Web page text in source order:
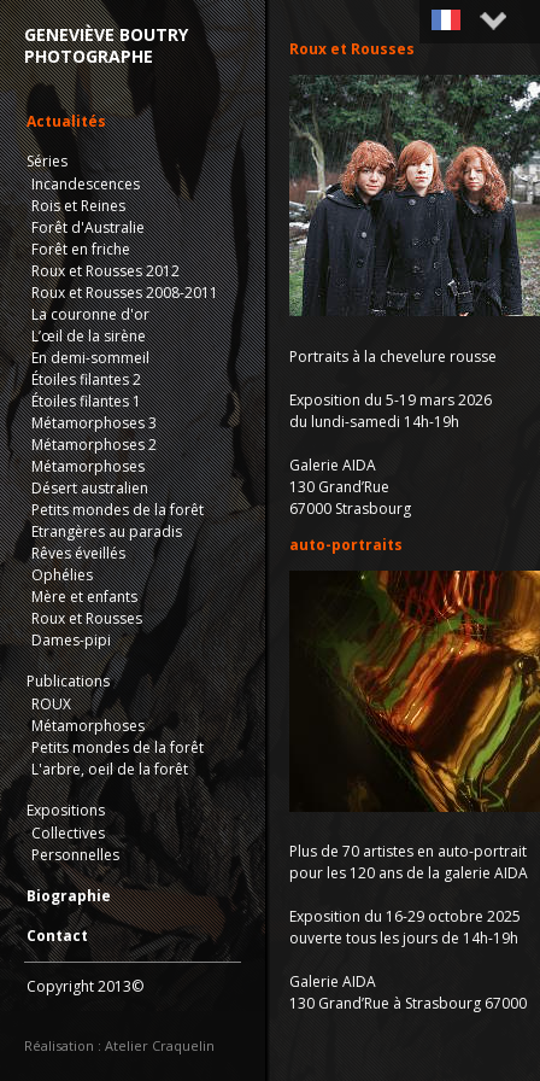
Roux et Rousses
Portraits à la chevelure rousse
Exposition du 5-19 mars 2026
du lundi-samedi 14h-19h
Galerie AIDA
130 Grand’Rue
67000 Strasbourg
auto-portraits
Plus de 70 artistes en auto-portrait
pour les 120 ans de la galerie AIDA
Exposition du 16-29 octobre 2025
ouverte tous les jours de 14h-19h
Galerie AIDA
130 Grand’Rue à Strasbourg 67000
GENEVIÈVE BOUTRY
PHOTOGRAPHE
Actualités
Séries
Incandescences
Rois et Reines
Forêt d'Australie
Forêt en friche
Roux et Rousses 2012
Roux et Rousses 2008-2011
La couronne d'or
L’œil de la sirène
En demi-sommeil
Étoiles filantes 2
Étoiles filantes 1
Métamorphoses 3
Métamorphoses 2
Métamorphoses
Désert australien
Petits mondes de la forêt
Etrangères au paradis
Rêves éveillés
Ophélies
Mère et enfants
Roux et Rousses
Dames-pipi
Publications
ROUX
Métamorphoses
Petits mondes de la forêt
L'arbre, oeil de la forêt
Expositions
Collectives
Personnelles
Biographie
Contact
Copyright 2013©
Réalisation : Atelier Craquelin
English